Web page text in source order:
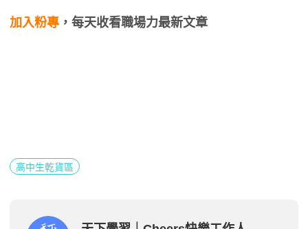
加入粉專 ，每天收看職場力最新文章
高中生乾貨區